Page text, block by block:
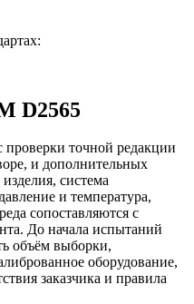
D2565
проверки точной редакции
и дополнительных
система
и температура,
сопоставляются с
До начала испытаний
объём выборки,
оборудование,
заказчика и правила